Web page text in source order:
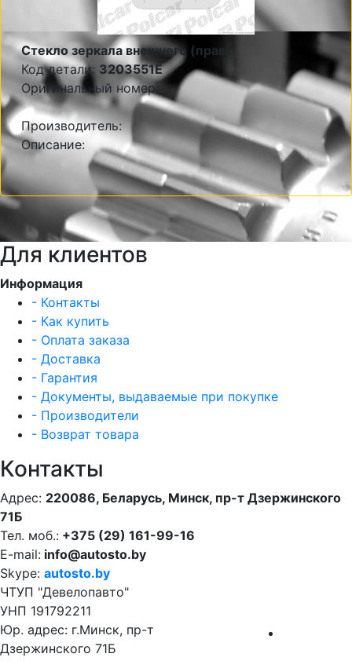
Стекло зеркала внешнего (прав)
Код детали: 3203551E
Оригинальный номер:
Производитель:
Описание:
Для клиентов
Информация
- Контакты
- Как купить
- Оплата заказа
- Доставка
- Гарантия
- Документы, выдаваемые при покупке
- Производители
- Возврат товара
Контакты
Адрес: 220086, Беларусь, Минск, пр-т Дзержинского
71Б
Тел. моб.: +375 (29) 161-99-16
E-mail: info@autosto.by
Skype: autosto.by
ЧТУП "Девелопавто"
УНП 191792211
Юр. адрес: г.Минск, пр-т
Дзержинского 71Б